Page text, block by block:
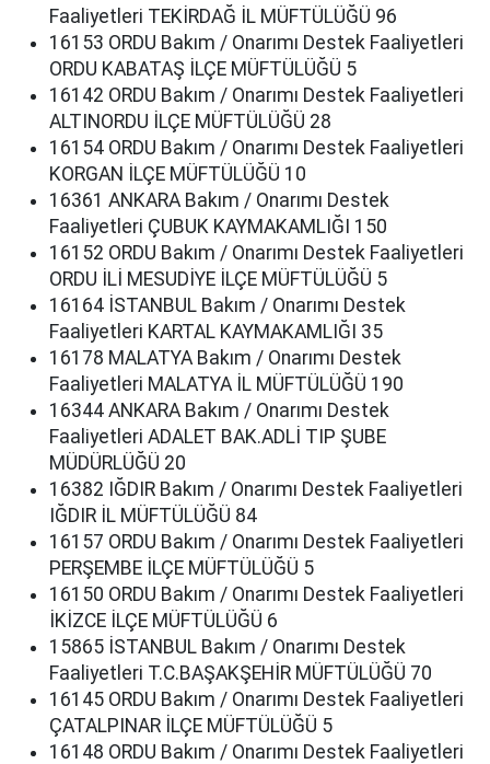
Faaliyetleri TEKİRDAĞ İL MÜFTÜLÜĞÜ 96
16153 ORDU Bakım / Onarımı Destek Faaliyetleri
ORDU KABATAŞ İLÇE MÜFTÜLÜĞÜ 5
16142 ORDU Bakım / Onarımı Destek Faaliyetleri
ALTINORDU İLÇE MÜFTÜLÜĞÜ 28
16154 ORDU Bakım / Onarımı Destek Faaliyetleri
KORGAN İLÇE MÜFTÜLÜĞÜ 10
16361 ANKARA Bakım / Onarımı Destek
Faaliyetleri ÇUBUK KAYMAKAMLIĞI 150
16152 ORDU Bakım / Onarımı Destek Faaliyetleri
ORDU İLİ MESUDİYE İLÇE MÜFTÜLÜĞÜ 5
16164 İSTANBUL Bakım / Onarımı Destek
Faaliyetleri KARTAL KAYMAKAMLIĞI 35
16178 MALATYA Bakım / Onarımı Destek
Faaliyetleri MALATYA İL MÜFTÜLÜĞÜ 190
16344 ANKARA Bakım / Onarımı Destek
Faaliyetleri ADALET BAK.ADLİ TIP ŞUBE
MÜDÜRLÜĞÜ 20
16382 IĞDIR Bakım / Onarımı Destek Faaliyetleri
IĞDIR İL MÜFTÜLÜĞÜ 84
16157 ORDU Bakım / Onarımı Destek Faaliyetleri
PERŞEMBE İLÇE MÜFTÜLÜĞÜ 5
16150 ORDU Bakım / Onarımı Destek Faaliyetleri
İKİZCE İLÇE MÜFTÜLÜĞÜ 6
15865 İSTANBUL Bakım / Onarımı Destek
Faaliyetleri T.C.BAŞAKŞEHİR MÜFTÜLÜĞÜ 70
16145 ORDU Bakım / Onarımı Destek Faaliyetleri
ÇATALPINAR İLÇE MÜFTÜLÜĞÜ 5
16148 ORDU Bakım / Onarımı Destek Faaliyetleri